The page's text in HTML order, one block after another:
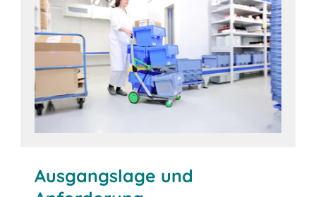
Ausgangslage und